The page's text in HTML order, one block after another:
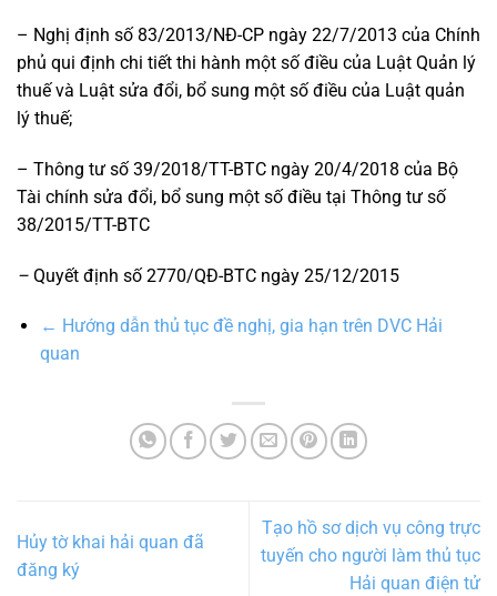
– Nghị định số 83/2013/NĐ-CP ngày 22/7/2013 của Chính
phủ qui định chi tiết thi hành một số điều của Luật Quản lý
thuế và Luật sửa đổi, bổ sung một số điều của Luật quản
lý thuế;
– Thông tư số 39/2018/TT-BTC ngày 20/4/2018 của Bộ
Tài chính sửa đổi, bổ sung một số điều tại Thông tư số
38/2015/TT-BTC
– Quyết định số 2770/QĐ-BTC ngày 25/12/2015
← Hướng dẫn thủ tục đề nghị, gia hạn trên DVC Hải
quan
Hủy tờ khai hải quan đã
đăng ký
Tạo hồ sơ dịch vụ công trực
tuyến cho người làm thủ tục
Hải quan điện tử